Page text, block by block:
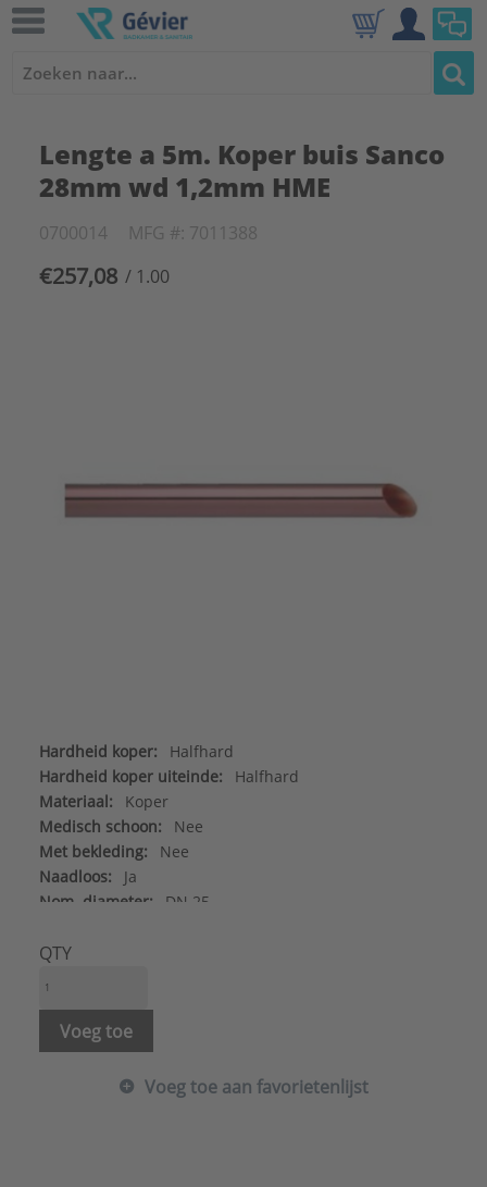
Lengte a 5m. Koper buis Sanco
28mm wd 1,2mm HME
0700014 MFG #: 7011388
€257,08 / 1.00
Hardheid koper:
Halfhard
Hardheid koper uiteinde:
Halfhard
Materiaal:
Koper
Medisch schoon:
Nee
Met bekleding:
Nee
Naadloos:
Ja
Nom. diameter:
DN 25
Uitwendige buisdiameter:
QTY
Voeg toe
Voeg toe aan favorietenlijst